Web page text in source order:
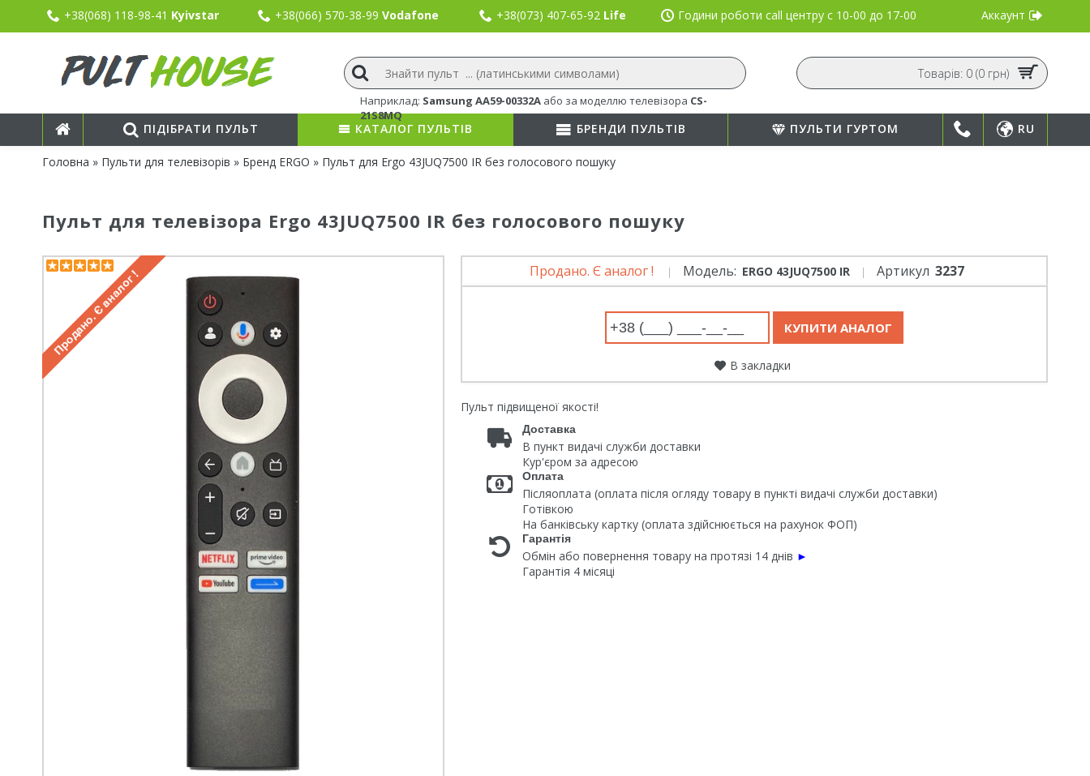
+38(068) 118-98-41 Kyivstar +38(066) 570-38-99 Vodafone +38(073) 407-65-92 Life Години роботи call центру с 10-00 до 17-00 Аккаунт
Наприклад: Samsung AA59-00332A або за моделлю телевізора CS-
21S8MQ
Товарів: 0 (0 грн)
ПІДІБРАТИ ПУЛЬТ КАТАЛОГ ПУЛЬТІВ БРЕНДИ ПУЛЬТІВ ПУЛЬТИ ГУРТОМ RU
Головна » Пульти для телевізорів » Бренд ERGO » Пульт для Ergo 43JUQ7500 IR без голосового пошуку
Пульт для телевізора Ergo 43JUQ7500 IR без голосового пошуку
Продано. Є аналог ! Модель: ERGO 43JUQ7500 IR Артикул 3237
В закладки
Пульт підвищеної якості!
Доставка
В пункт видачі служби доставки
Кур'єром за адресою
Оплата
Післяоплата (оплата після огляду товару в пункті видачі служби доставки)
Готівкою
На банківську картку (оплата здійснюється на рахунок ФОП)
Гарантія
Обмін або повернення товару на протязі 14 днів ►
Гарантія 4 місяці